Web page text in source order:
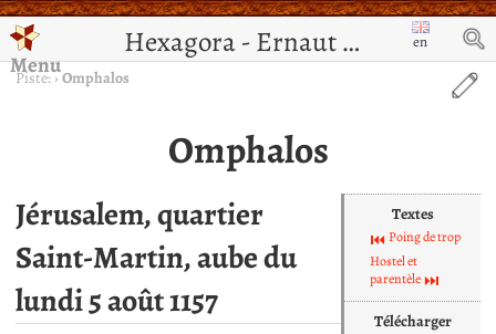
Hexagora - Ernaut de Jérusalem
Menu
en
Piste:›Omphalos
Omphalos
Textes
Poing de trop
Hostel et
parentèle
Télécharger
Jérusalem, quartier
Saint-Martin, aube du
lundi 5 août 1157